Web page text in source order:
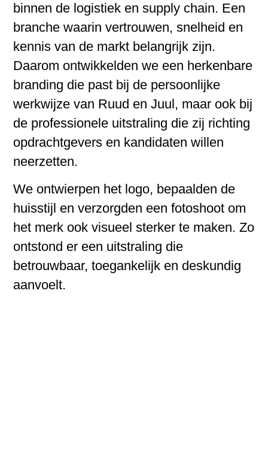
binnen de logistiek en supply chain. Een
branche waarin vertrouwen, snelheid en
kennis van de markt belangrijk zijn.
Daarom ontwikkelden we een herkenbare
branding die past bij de persoonlijke
werkwijze van Ruud en Juul, maar ook bij
de professionele uitstraling die zij richting
opdrachtgevers en kandidaten willen
neerzetten.
We ontwierpen het logo, bepaalden de
huisstijl en verzorgden een fotoshoot om
het merk ook visueel sterker te maken. Zo
ontstond er een uitstraling die
betrouwbaar, toegankelijk en deskundig
aanvoelt.